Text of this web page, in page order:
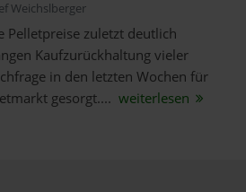
Weichslberger
Pelletpreise zuletzt deutlich
Kaufzurückhaltung vieler
in den letzten Wochen für
gesorgt.... weiterlesen